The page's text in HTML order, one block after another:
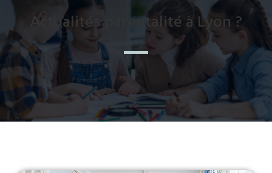
Actualités parentalité à Lyon ?